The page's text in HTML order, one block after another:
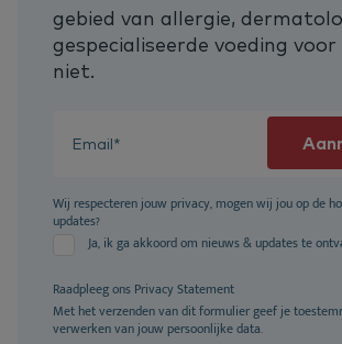
gebied van allergie,
gespecialiseerde voeding voor
niet.
Wij respecteren jouw privacy, mogen wij jou op de
updates?
Ja, ik ga akkoord om nieuws & updates te
Raadpleeg ons Privacy Statement
Met het verzenden van dit formulier geef je
verwerken van jouw persoonlijke data.